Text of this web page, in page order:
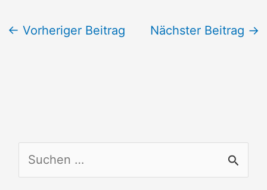
← Vorheriger Beitrag Nächster Beitrag →
u